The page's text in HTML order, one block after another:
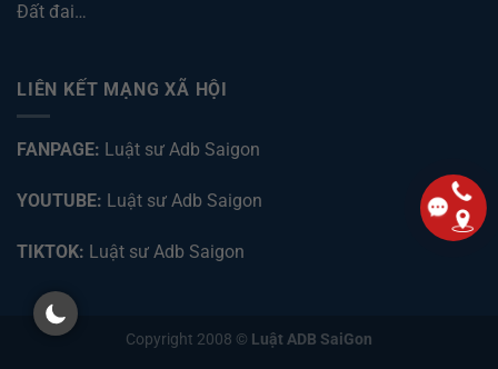
Đất đai…
LIÊN KẾT MẠNG XÃ HỘI
FANPAGE: Luật sư Adb Saigon
YOUTUBE: Luật sư Adb Saigon
TIKTOK: Luật sư Adb Saigon
Copyright 2008 © Luật ADB SaiGon